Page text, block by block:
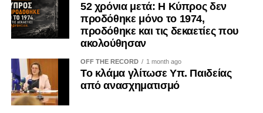
52 χρόνια μετά: Η Κύπρος δεν
προδόθηκε μόνο το 1974,
προδόθηκε και τις δεκαετίες που
ακολούθησαν
OFF THE RECORD 1 month ago
Το κλάμα γλίτωσε Υπ. Παιδείας
από ανασχηματισμό